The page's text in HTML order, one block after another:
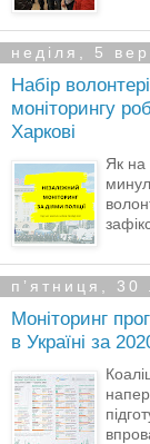
неділя, 5
Набір
моніторингу
Харкові
Як на
пʼятниця,
Моніторинг
в Україні за